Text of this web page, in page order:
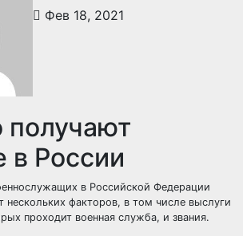
Фев 18, 2021
получают
в России
в Российской Федерации
нескольких факторов, в том числе выслуги
проходит военная служба, и звания.